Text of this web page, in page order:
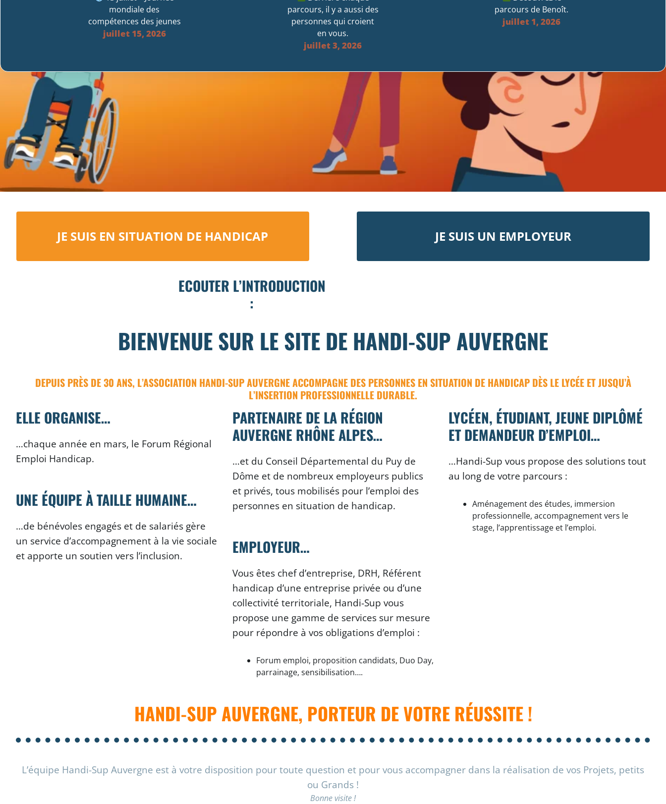
mondiale des
compétences des jeunes
juillet 15, 2026
parcours, il y a aussi des
personnes qui croient
en vous.
juillet 3, 2026
parcours de Benoît.
juillet 1, 2026
JE SUIS EN SITUATION DE HANDICAP JE SUIS UN EMPLOYEUR
ECOUTER L’INTRODUCTION
:
BIENVENUE SUR LE SITE DE HANDI-SUP AUVERGNE
DEPUIS PRÈS DE 30 ANS, L’ASSOCIATION HANDI-SUP AUVERGNE ACCOMPAGNE DES PERSONNES EN SITUATION DE HANDICAP DÈS LE LYCÉE ET JUSQU’À
L’INSERTION PROFESSIONNELLE DURABLE.
ELLE ORGANISE…
…chaque année en mars, le Forum Régional
Emploi Handicap.
UNE ÉQUIPE À TAILLE HUMAINE…
…de bénévoles engagés et de salariés gère
un service d’accompagnement à la vie sociale
et apporte un soutien vers l’inclusion.
PARTENAIRE DE LA RÉGION
AUVERGNE RHÔNE ALPES…
…et du Conseil Départemental du Puy de
Dôme et de nombreux employeurs publics
et privés, tous mobilisés pour l’emploi des
personnes en situation de handicap.
EMPLOYEUR…
Vous êtes chef d’entreprise, DRH, Référent
handicap d’une entreprise privée ou d’une
collectivité territoriale, Handi-Sup vous
propose une gamme de services sur mesure
pour répondre à vos obligations d’emploi :
Forum emploi, proposition candidats, Duo Day,
parrainage, sensibilisation….
LYCÉEN, ÉTUDIANT, JEUNE DIPLÔMÉ
ET DEMANDEUR D’EMPLOI…
…Handi-Sup vous propose des solutions tout
au long de votre parcours :
Aménagement des études, immersion
professionnelle, accompagnement vers le
stage, l’apprentissage et l’emploi.
HANDI-SUP AUVERGNE, PORTEUR DE VOTRE RÉUSSITE !
L’équipe Handi-Sup Auvergne est à votre disposition pour toute question et pour vous accompagner dans la réalisation de vos Projets, petits
ou Grands !
Bonne visite !